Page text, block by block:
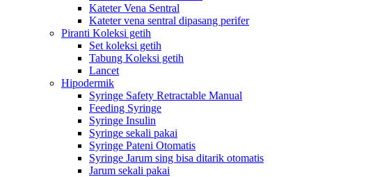
Kateter Vena Sentral
Kateter vena sentral dipasang perifer
Piranti Koleksi getih
Set koleksi getih
Tabung Koleksi getih
Lancet
Hipodermik
Syringe Safety Retractable Manual
Feeding Syringe
Syringe Insulin
Syringe sekali pakai
Syringe Pateni Otomatis
Syringe Jarum sing bisa ditarik otomatis
Jarum sekali pakai